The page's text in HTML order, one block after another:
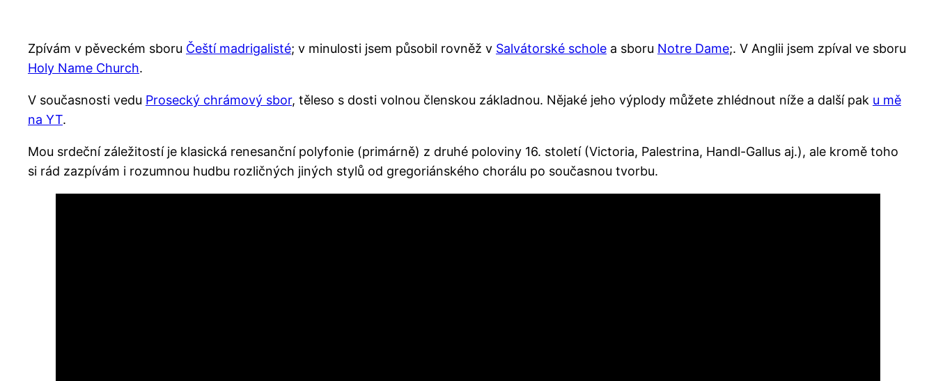
Zpívám v pěveckém sboru Čeští madrigalisté; v minulosti jsem působil rovněž v Salvátorské schole a sboru Notre Dame;. V Anglii jsem zpíval ve sboru
Holy Name Church.
V současnosti vedu Prosecký chrámový sbor, těleso s dosti volnou členskou základnou. Nějaké jeho výplody můžete zhlédnout níže a další pak u mě
na YT.
Mou srdeční záležitostí je klasická renesanční polyfonie (primárně) z druhé poloviny 16. století (Victoria, Palestrina, Handl-Gallus aj.), ale kromě toho
si rád zazpívám i rozumnou hudbu rozličných jiných stylů od gregoriánského chorálu po současnou tvorbu.